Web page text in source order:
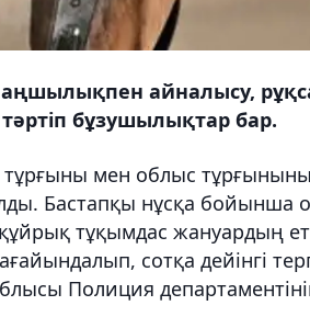
айналысу,
бұзушылықтар бар.
мен облыс
Бастапқы нұсқа бойынша
тұқымдас жануардың
сотқа дейінгі
Полиция